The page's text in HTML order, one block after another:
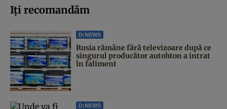
Iți recomandăm
D:NEWS
Rusia rămâne fără televizoare după ce
singurul producător autohton a intrat
în faliment
D:NEWS